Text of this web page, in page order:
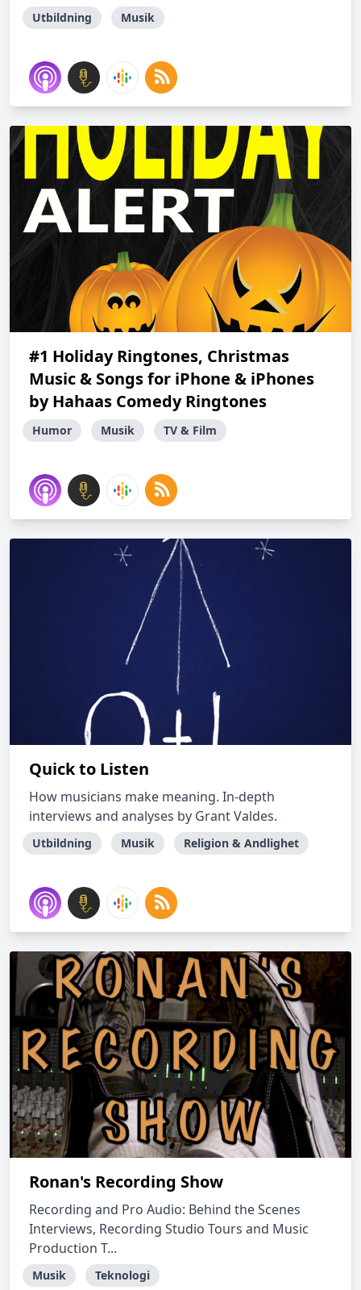
Utbildning Musik
#1 Holiday Ringtones, Christmas
Music & Songs for iPhone & iPhones
by Hahaas Comedy Ringtones
Humor Musik TV & Film
Quick to Listen
How musicians make meaning. In-depth
interviews and analyses by Grant Valdes.
Utbildning Musik Religion & Andlighet
Ronan's Recording Show
Recording and Pro Audio: Behind the Scenes
Interviews, Recording Studio Tours and Music
Production T...
Musik Teknologi